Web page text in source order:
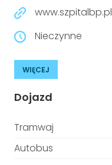
www.szpitalbp.pl
Nieczynne
WIĘCEJ
Dojazd
Tramwaj
Autobus